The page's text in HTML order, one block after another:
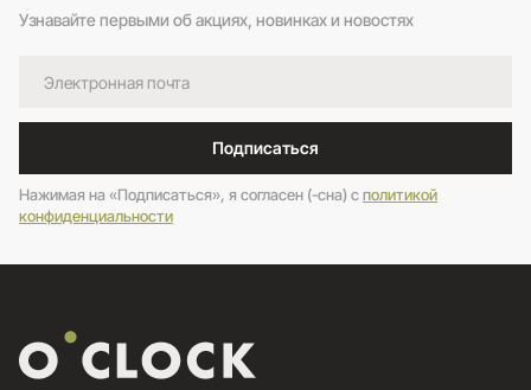
Узнавайте первыми об акциях, новинках и новостях
Подписаться
Нажимая на «Подписаться», я согласен (-сна) cполитикой
конфиденциальности